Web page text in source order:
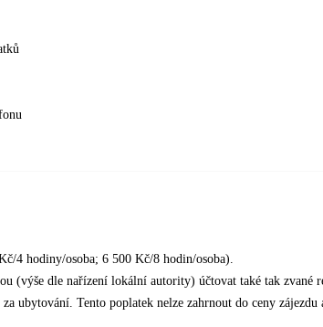
4 hodiny/osoba; 6 500 Kč/8 hodin/osoba).
(výše dle nařízení lokální autority) účtovat také tak zvané
ubytování. Tento poplatek nelze zahrnout do ceny zájezdu